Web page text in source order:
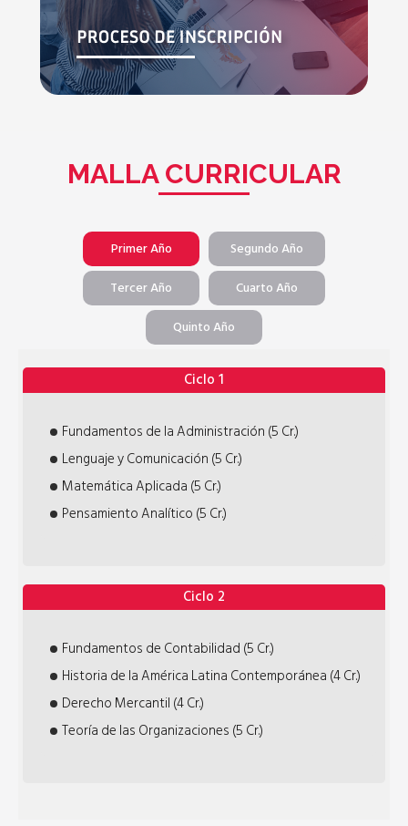
MALLA CURRICULAR
Primer Año
Segundo Año
Tercer Año
Cuarto Año
Quinto Año
Ciclo 1
Fundamentos de la Administración (5 Cr.)
Lenguaje y Comunicación (5 Cr.)
Matemática Aplicada (5 Cr.)
Pensamiento Analítico (5 Cr.)
Ciclo 2
Fundamentos de Contabilidad (5 Cr.)
Historia de la América Latina Contemporánea (4 Cr.)
Derecho Mercantil (4 Cr.)
Teoría de las Organizaciones (5 Cr.)